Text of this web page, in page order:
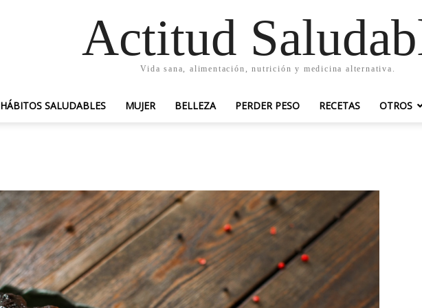
Actitud
Vida sana, alimentación, nutrición y medicina alternativa.
HÁBITOS SALUDABLES MUJER BELLEZA PERDER PESO RECETAS OTROS